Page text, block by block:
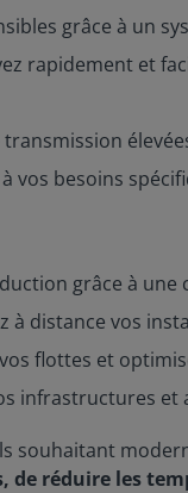
grâce à un
rapidement et
vos besoins
grâce à une
à distance vos
flottes et
infrastructures
souhaitant
de réduire les